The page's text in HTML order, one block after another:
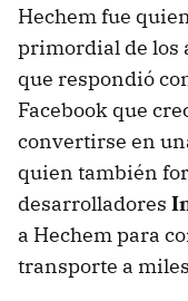
Hechem fue
primordial de los
que respondió
Facebook que
convertirse en
quien también
desarrolladores
a Hechem para
transporte a